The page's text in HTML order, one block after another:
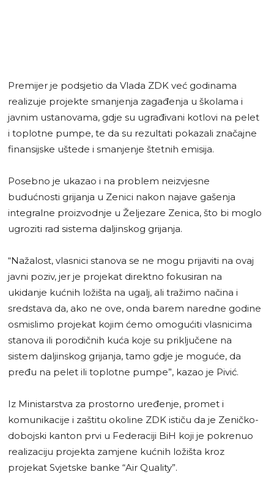
Premijer je podsjetio da Vlada ZDK već godinama
realizuje projekte smanjenja zagađenja u školama i
javnim ustanovama, gdje su ugrađivani kotlovi na pelet
i toplotne pumpe, te da su rezultati pokazali značajne
finansijske uštede i smanjenje štetnih emisija.
Posebno je ukazao i na problem neizvjesne
budućnosti grijanja u Zenici nakon najave gašenja
integralne proizvodnje u Željezare Zenica, što bi moglo
ugroziti rad sistema daljinskog grijanja.
“Nažalost, vlasnici stanova se ne mogu prijaviti na ovaj
javni poziv, jer je projekat direktno fokusiran na
ukidanje kućnih ložišta na ugalj, ali tražimo načina i
sredstava da, ako ne ove, onda barem naredne godine
osmislimo projekat kojim ćemo omogućiti vlasnicima
stanova ili porodičnih kuća koje su priključene na
sistem daljinskog grijanja, tamo gdje je moguće, da
pređu na pelet ili toplotne pumpe”, kazao je Pivić.
Iz Ministarstva za prostorno uređenje, promet i
komunikacije i zaštitu okoline ZDK ističu da je Zeničko-
dobojski kanton prvi u Federaciji BiH koji je pokrenuo
realizaciju projekta zamjene kućnih ložišta kroz
projekat Svjetske banke “Air Quality”.